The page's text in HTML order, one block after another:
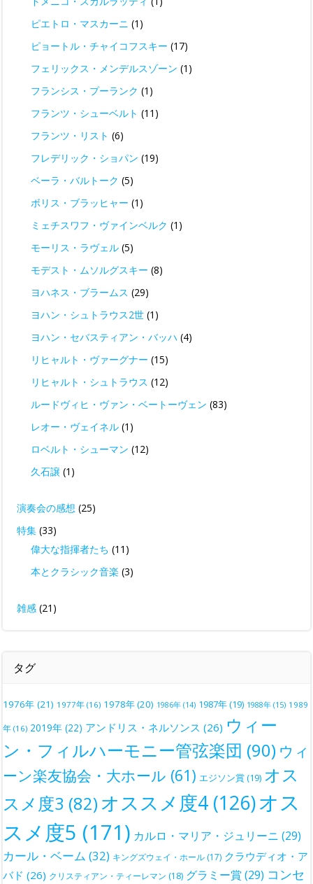
ピエトロ・マスカーニ (1)
ピョートル・チャイコフスキー (17)
フェリックス・メンデルスゾーン (1)
フランシス・プーランク (1)
フランツ・シューベルト (11)
フランツ・リスト (6)
フレデリック・ショパン (19)
ベーラ・バルトーク (5)
ボリス・ブラッヒャー (1)
ミェチスワフ・ヴァインベルク (1)
モーリス・ラヴェル (5)
モデスト・ムソルグスキー (8)
ヨハネス・ブラームス (29)
ヨハン・シュトラウス2世 (1)
ヨハン・セバスティアン・バッハ (4)
リヒャルト・ヴァーグナー (15)
リヒャルト・シュトラウス (12)
ルードヴィヒ・ヴァン・ベートーヴェン (83)
レオー・ヴェイネル (1)
ロベルト・シューマン (12)
久石譲 (1)
演奏会の感想 (25)
特集 (33)
偉大な指揮者たち (11)
本とクラシック音楽 (3)
雑感 (21)
タグ
1976年 (21) 1977年 (16) 1978年(20) 1986年 (14) 1987年(19) 1988年 (15) 1989
年 (16) 2019年 (22) アンドリス・ネルソンス (26) ウィー
ン・フィルハーモニー管弦楽団 (90) ウィ
ーン楽友協会・大ホール (61) エジソン賞(19) オス
スメ度3 (82) オススメ度4 (126)オス
スメ度5 (171) カルロ・マリア・ジュリーニ (29)
カール・ベーム (32) キングズウェイ・ホール (17) クラウディオ・ア
バド (26) クリスティアン・ティーレマン (18) グラミー賞 (29) コンセ